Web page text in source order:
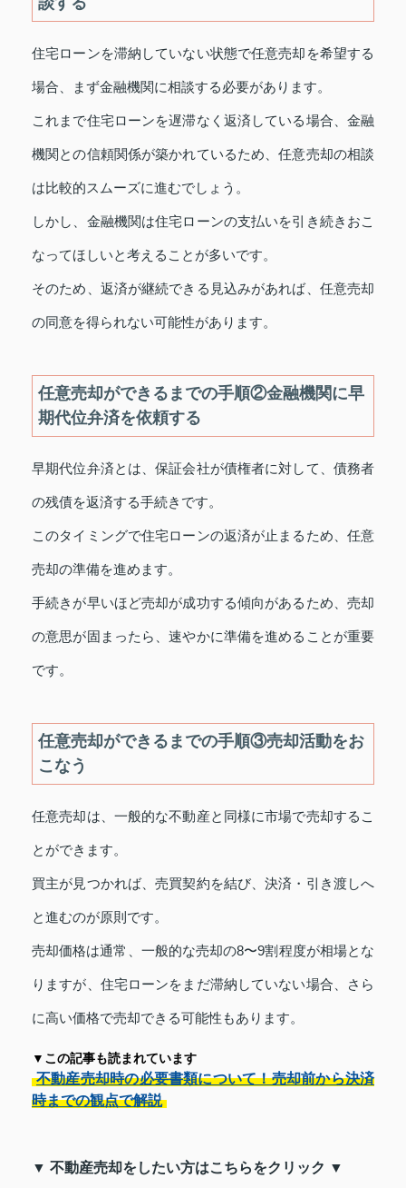
住宅ローンを滞納していない状態で任意売却を希望する
場合、まず金融機関に相談する必要があります。
これまで住宅ローンを遅滞なく返済している場合、金融
機関との信頼関係が築かれているため、任意売却の相談
は比較的スムーズに進むでしょう。
しかし、金融機関は住宅ローンの支払いを引き続きおこ
なってほしいと考えることが多いです。
そのため、返済が継続できる見込みがあれば、任意売却
の同意を得られない可能性があります。
任意売却ができるまでの手順②金融機関に早
期代位弁済を依頼する
早期代位弁済とは、保証会社が債権者に対して、債務者
の残債を返済する手続きです。
このタイミングで住宅ローンの返済が止まるため、任意
売却の準備を進めます。
手続きが早いほど売却が成功する傾向があるため、売却
の意思が固まったら、速やかに準備を進めることが重要
です。
任意売却ができるまでの手順③売却活動をお
こなう
任意売却は、一般的な不動産と同様に市場で売却するこ
とができます。
買主が見つかれば、売買契約を結び、決済・引き渡しへ
と進むのが原則です。
売却価格は通常、一般的な売却の8〜9割程度が相場とな
りますが、住宅ローンをまだ滞納していない場合、さら
に高い価格で売却できる可能性もあります。
▼この記事も読まれています
不動産売却時の必要書類について！売却前から決済
時までの観点で解説
▼ 不動産売却をしたい方はこちらをクリック ▼